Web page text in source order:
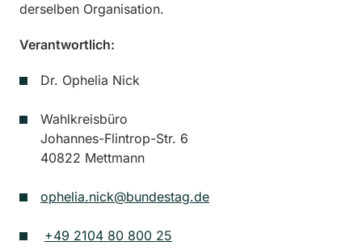
derselben Organisation.
Verantwortlich:
Dr. Ophelia Nick
Wahlkreisbüro
Johannes-Flintrop-Str. 6
40822 Mettmann
ophelia.nick@bundestag.de
+49 2104 80 800 25